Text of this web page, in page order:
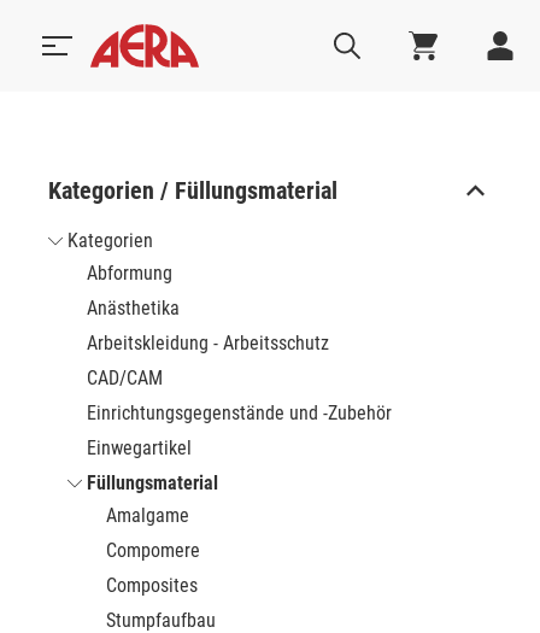
Kategorien / Füllungsmaterial
Kategorien
Abformung
Anästhetika
Arbeitskleidung - Arbeitsschutz
CAD/CAM
Einrichtungsgegenstände und -Zubehör
Einwegartikel
Füllungsmaterial
Amalgame
Compomere
Composites
Stumpfaufbau